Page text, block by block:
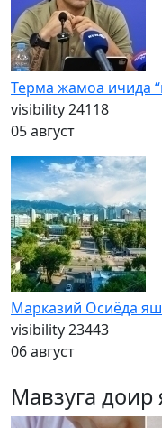
Терма жамоа ичида
visibility24118
05 август
Марказий Осиёда
visibility23443
06 август
Мавзуга доир